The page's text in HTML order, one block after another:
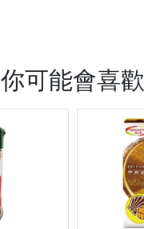
你可能會喜歡